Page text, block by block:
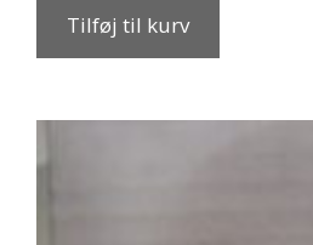
Tilføj til kurv